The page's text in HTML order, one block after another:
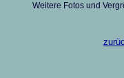
Weitere Fotos und